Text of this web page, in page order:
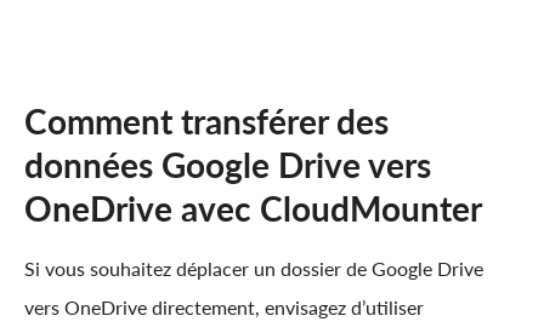
Comment transférer des
données Google Drive vers
OneDrive avec CloudMounter
Si vous souhaitez déplacer un dossier de Google Drive
vers OneDrive directement, envisagez d’utiliser